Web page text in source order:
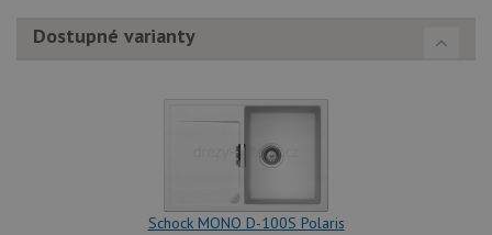
Dostupné varianty
Schock MONO D-100S Polaris